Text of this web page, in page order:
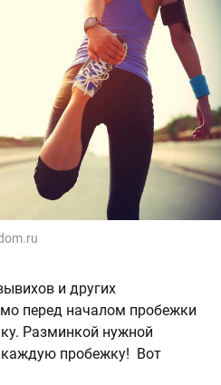
и других
перед началом пробежки
Разминкой нужной
каждую пробежку! Вот